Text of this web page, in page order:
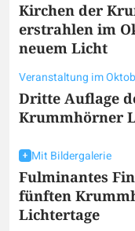
Kirchen der
erstrahlen im
neuem Licht
Veranstaltung im
Dritte Auflage
Krummhörner
Mit Bildergalerie
Fulminantes
fünften
Lichtertage